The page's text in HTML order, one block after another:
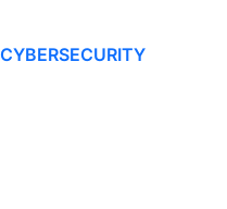
CYBERSECURITY